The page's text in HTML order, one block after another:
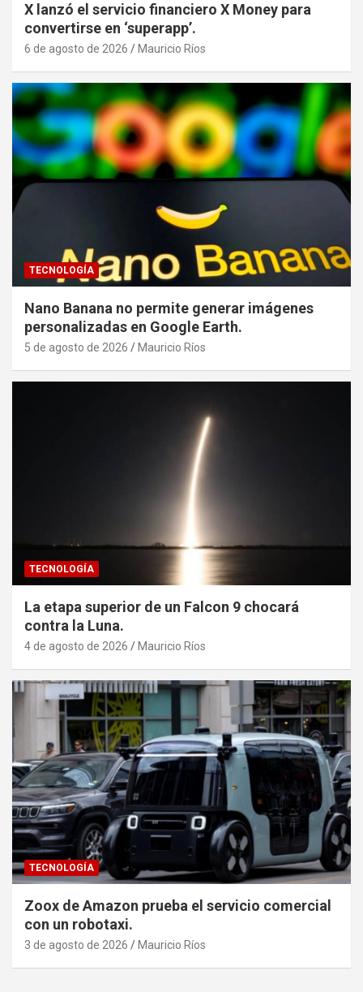
X lanzó el servicio financiero X Money para
convertirse en ‘superapp’.
6 de agosto de 2026 Mauricio Ríos
TECNOLOGÍA
Nano Banana no permite generar imágenes
personalizadas en Google Earth.
5 de agosto de 2026 Mauricio Ríos
TECNOLOGÍA
La etapa superior de un Falcon 9 chocará
contra la Luna.
4 de agosto de 2026 Mauricio Ríos
TECNOLOGÍA
Zoox de Amazon prueba el servicio comercial
con un robotaxi.
3 de agosto de 2026 Mauricio Ríos